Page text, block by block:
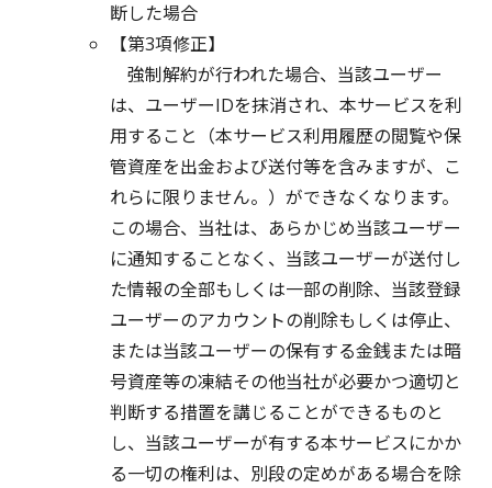
断した場合
【第3項修正】
強制解約が行われた場合、当該ユーザー
は、ユーザーIDを抹消され、本サービスを利
用すること（本サービス利用履歴の閲覧や保
管資産を出金および送付等を含みますが、こ
れらに限りません。）ができなくなります。
この場合、当社は、あらかじめ当該ユーザー
に通知することなく、当該ユーザーが送付し
た情報の全部もしくは一部の削除、当該登録
ユーザーのアカウントの削除もしくは停止、
または当該ユーザーの保有する金銭または暗
号資産等の凍結その他当社が必要かつ適切と
判断する措置を講じることができるものと
し、当該ユーザーが有する本サービスにかか
る一切の権利は、別段の定めがある場合を除